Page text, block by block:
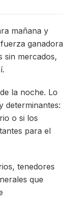
mañana y
ganadora
sin mercados,
la noche. Lo
determinantes:
o si los
para el
tenedores
que